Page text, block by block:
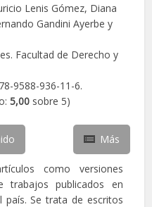
Lenis Gómez, Diana
Gandini Ayerbe y
Facultad de Derecho y
9588-936-11-6.
5,00 sobre 5)
Más
como versiones
trabajos publicados en
país. Se trata de escritos